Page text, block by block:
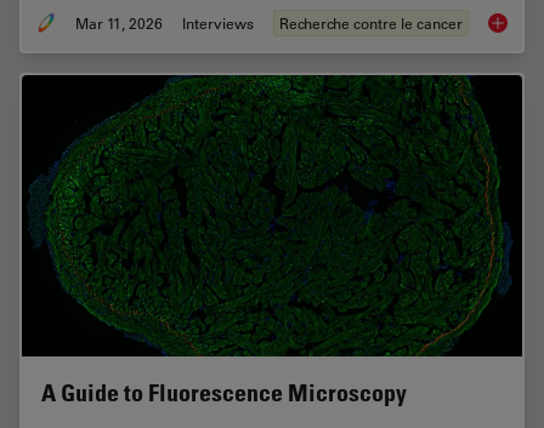
Mar 11, 2026 Interviews Recherche contre le cancer
A Guide to Fluorescence Microscopy